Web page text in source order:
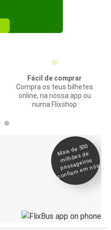
Fácil de comprar
Compra os teus bilhetes
online, na nossa app ou
numa Flixshop
Mais de 500
milhões de
passageiros
confia
m e
m nós